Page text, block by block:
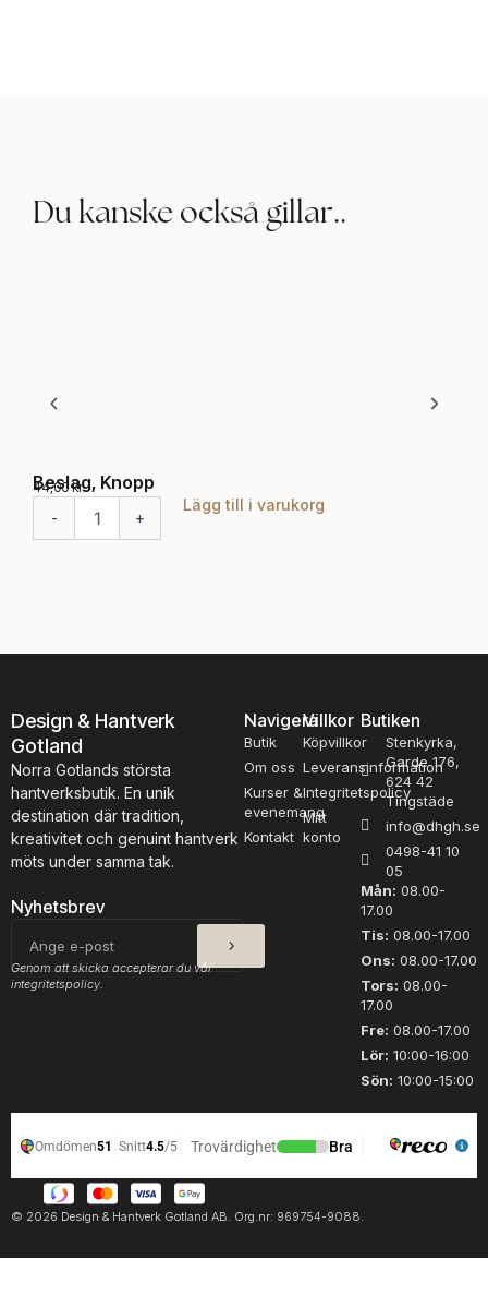
Du kanske också gillar..
Beslag, Knopp
44,00kr
-
K
p
p
m
ä
n
g
d
+
Lägg till i varukorg
Design & Hantverk
Gotland
Norra Gotlands största
hantverksbutik. En unik
destination där tradition,
kreativitet och genuint hantverk
möts under samma tak.
Nyhetsbrev
post
SKICKA
Genom att skicka accepterar du vår
integritetspolicy.
Navigera
Butik
Om oss
Kurser &
evenemang
Kontakt
Villkor
Köpvillkor
Leveransinformation
Integritetspolicy
Mitt
konto
Butiken
Stenkyrka,
Garde 176,
624 42
Tingstäde
info@dhgh.se
0498-41 10
05
Mån: 08.00-
17.00
Tis: 08.00-17.00
Ons: 08.00-17.00
Tors: 08.00-
17.00
Fre: 08.00-17.00
Lör: 10:00-16:00
Sön: 10:00-15:00
© 2026 Design & Hantverk Gotland AB. Org.nr: 969754-9088.